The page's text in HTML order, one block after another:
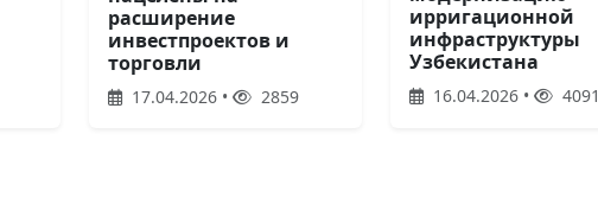
расширение
инвестпроектов и
торговли
17.04.2026 • 2859
ирригационной
инфраструктуры
Узбекистана
16.04.2026 • 4091